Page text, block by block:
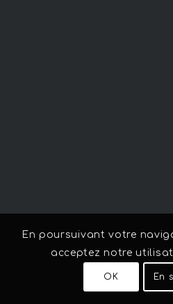
En poursuivant votre
acceptez notre
OK En